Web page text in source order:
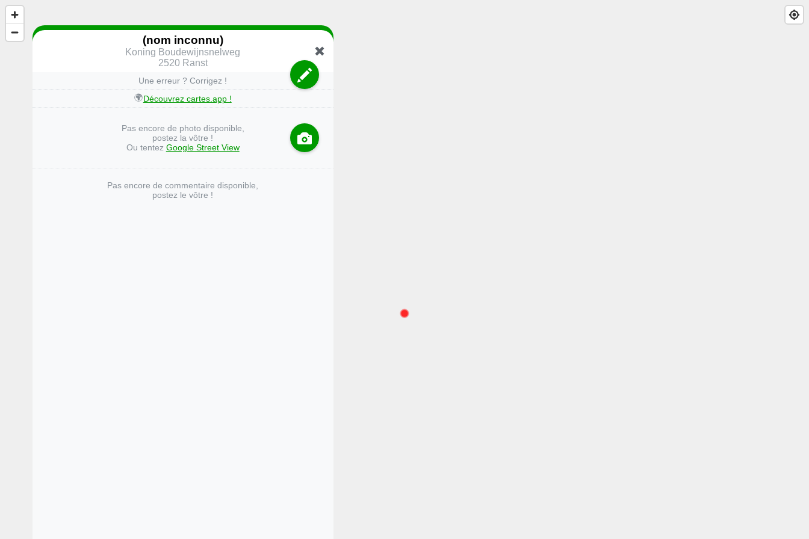
(nom inconnu)
Koning Boudewijnsnelweg
2520 Ranst
Une erreur ? Corrigez !
🌍Découvrez cartes.app !
Pas encore de photo disponible,
postez la vôtre !
Ou tentez Google Street View
Pas encore de commentaire disponible,
postez le vôtre !